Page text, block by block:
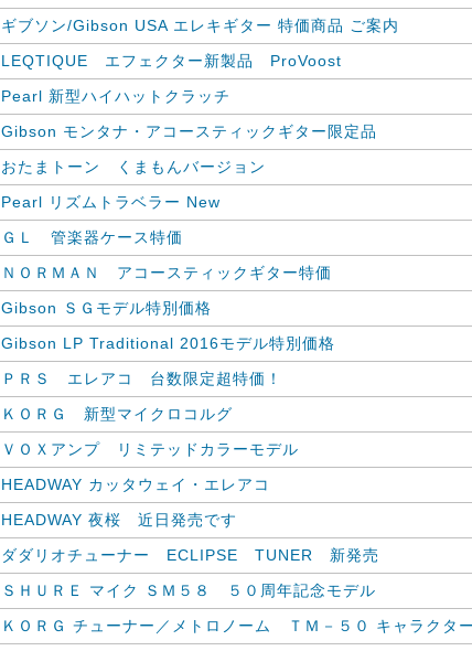
ギブソン/Gibson USA エレキギター 特価商品 ご案内
LEQTIQUE エフェクター新製品 ProVoost
Pearl 新型ハイハットクラッチ
Gibson モンタナ・アコースティックギター限定品
おたまトーン くまもんバージョン
Pearl リズムトラベラー New
ＧＬ 管楽器ケース特価
ＮＯＲＭＡＮ アコースティックギター特価
Gibson ＳＧモデル特別価格
Gibson LP Traditional 2016モデル特別価格
ＰＲＳ エレアコ 台数限定超特価！
ＫＯＲＧ 新型マイクロコルグ
ＶＯＸアンプ リミテッドカラーモデル
HEADWAY カッタウェイ・エレアコ
HEADWAY 夜桜 近日発売です
ダダリオチューナー ECLIPSE TUNER 新発売
ＳＨＵＲＥ マイク ＳＭ５８ ５０周年記念モデル
ＫＯＲＧ チューナー／メトロノーム ＴＭ－５０ キャラクタ